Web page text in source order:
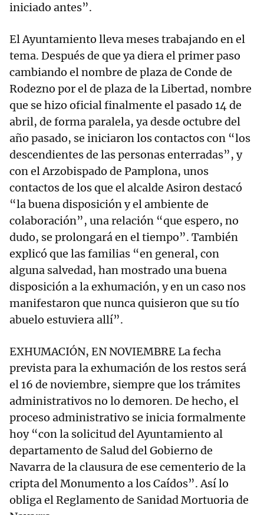
iniciado antes”.
El Ayuntamiento lleva meses trabajando en el
tema. Después de que ya diera el primer paso
cambiando el nombre de plaza de Conde de
Rodezno por el de plaza de la Libertad, nombre
que se hizo oficial finalmente el pasado 14 de
abril, de forma paralela, ya desde octubre del
año pasado, se iniciaron los contactos con “los
descendientes de las personas enterradas”, y
con el Arzobispado de Pamplona, unos
contactos de los que el alcalde Asiron destacó
“la buena disposición y el ambiente de
colaboración”, una relación “que espero, no
dudo, se prolongará en el tiempo”. También
explicó que las familias “en general, con
alguna salvedad, han mostrado una buena
disposición a la exhumación, y en un caso nos
manifestaron que nunca quisieron que su tío
abuelo estuviera allí”.
EXHUMACIÓN, EN NOVIEMBRE La fecha
prevista para la exhumación de los restos será
el 16 de noviembre, siempre que los trámites
administrativos no lo demoren. De hecho, el
proceso administrativo se inicia formalmente
hoy “con la solicitud del Ayuntamiento al
departamento de Salud del Gobierno de
Navarra de la clausura de ese cementerio de la
cripta del Monumento a los Caídos”. Así lo
obliga el Reglamento de Sanidad Mortuoria de